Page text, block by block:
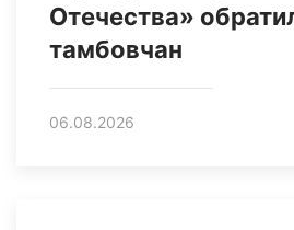
Отечества»
тамбовчан
06.08.2026